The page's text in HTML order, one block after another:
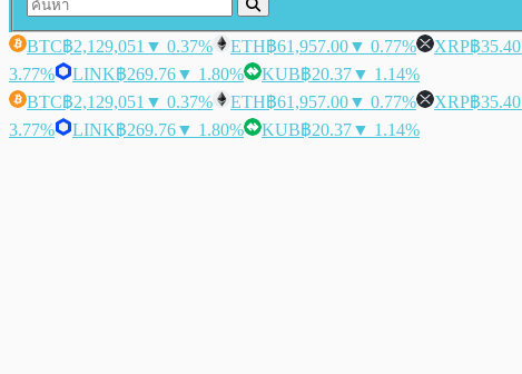
BTC฿2,129,051 ▼ 0.37% ETH฿61,957.00▼ 0.77% XRP฿35.40
3.77%
LINK฿269.76▼ 1.80% KUB฿20.37▼ 1.14%
BTC฿2,129,051 ▼ 0.37% ETH฿61,957.00▼ 0.77% XRP฿35.40
3.77%
LINK฿269.76▼ 1.80% KUB฿20.37▼ 1.14%